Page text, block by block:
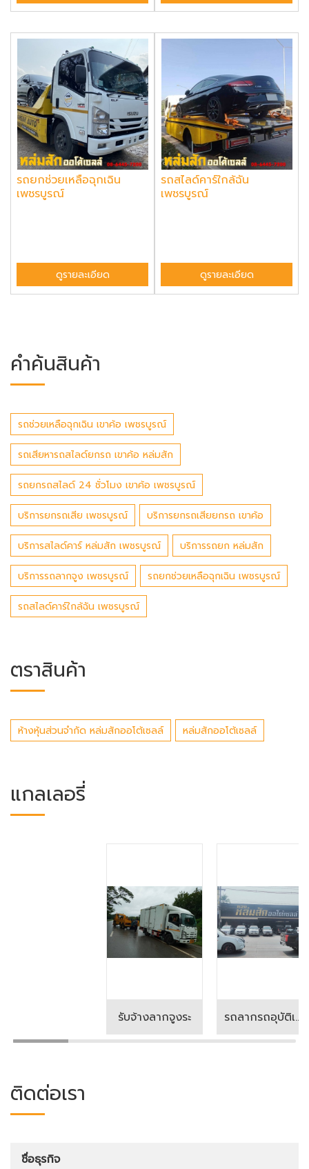
รถยกช่วยเหลือฉุกเฉิน
เพชรบูรณ์
ดูรายละเอียด
รถสไลด์คาร์ใกล้ฉัน
เพชรบูรณ์
ดูรายละเอียด
คำค้นสินค้า
รถช่วยเหลือฉุกเฉิน เขาค้อ เพชรบูรณ์
รถเสียหารถสไลด์ยกรถ เขาค้อ หล่มสัก
รถยกรถสไลด์ 24 ชั่วโมง เขาค้อ เพชรบูรณ์
บริการยกรถเสีย เพชรบูรณ์ บริการยกรถเสียยกรถ เขาค้อ
บริการสไลด์คาร์ หล่มสัก เพชรบูรณ์ บริการรถยก หล่มสัก
บริการรถลากจูง เพชรบูรณ์ รถยกช่วยเหลือฉุกเฉิน เพชรบูรณ์
รถสไลด์คาร์ใกล้ฉัน เพชรบูรณ์
ตราสินค้า
ห้างหุ้นส่วนจำกัด หล่มสักออโต้เซลล์ หล่มสักออโต้เซลล์
แกลเลอรี่
รับจ้างลากจูงระ รถลากรถอุบัติเหตุ
ติดต่อเรา
ชื่อธุรกิจ